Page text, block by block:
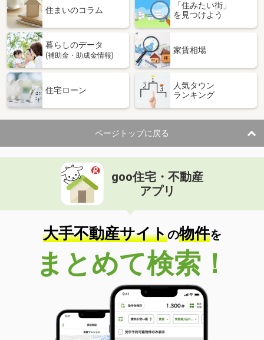
住まいのコラム
「住みたい街」
を見つけよう
暮らしのデータ
(補助金・助成金情報)
家賃相場
住宅ローン
人気タウン
ランキング
ページトップに戻る
goo住宅・不動産
アプリ
大手不動産サイトの物件を
まとめて検索！